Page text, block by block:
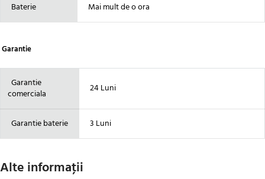
Baterie Mai mult de o ora
Garantie
Garantie
comerciala
24 Luni
Garantie baterie 3 Luni
Alte informaţii